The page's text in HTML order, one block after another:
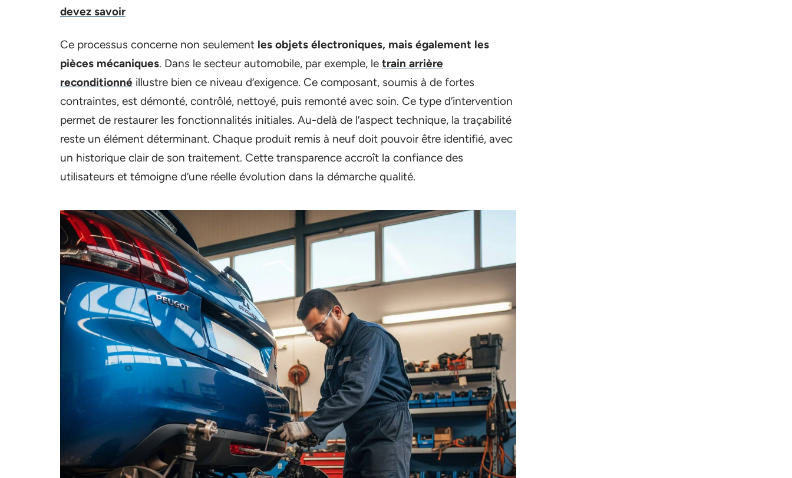
devez savoir
Ce processus concerne non seulement les objets électroniques, mais également les
pièces mécaniques. Dans le secteur automobile, par exemple, le train arrière
reconditionné illustre bien ce niveau d’exigence. Ce composant, soumis à de fortes
contraintes, est démonté, contrôlé, nettoyé, puis remonté avec soin. Ce type d’intervention
permet de restaurer les fonctionnalités initiales. Au-delà de l’aspect technique, la traçabilité
reste un élément déterminant. Chaque produit remis à neuf doit pouvoir être identifié, avec
un historique clair de son traitement. Cette transparence accroît la confiance des
utilisateurs et témoigne d’une réelle évolution dans la démarche qualité.